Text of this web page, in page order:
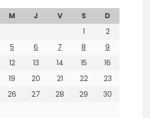
M J V S
D
1
2
5 6 7 8
9
12 13 14 15
16
19 20 21 22
23
26 27 28 29
30